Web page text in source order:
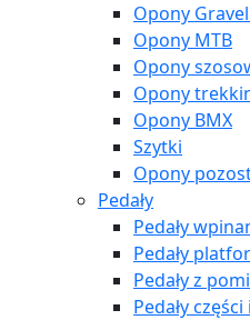
Opony
Opony MTB
Opony
Opony
Opony BMX
Szytki
Opony
Pedały
Pedały
Pedały
Pedały z
Pedały